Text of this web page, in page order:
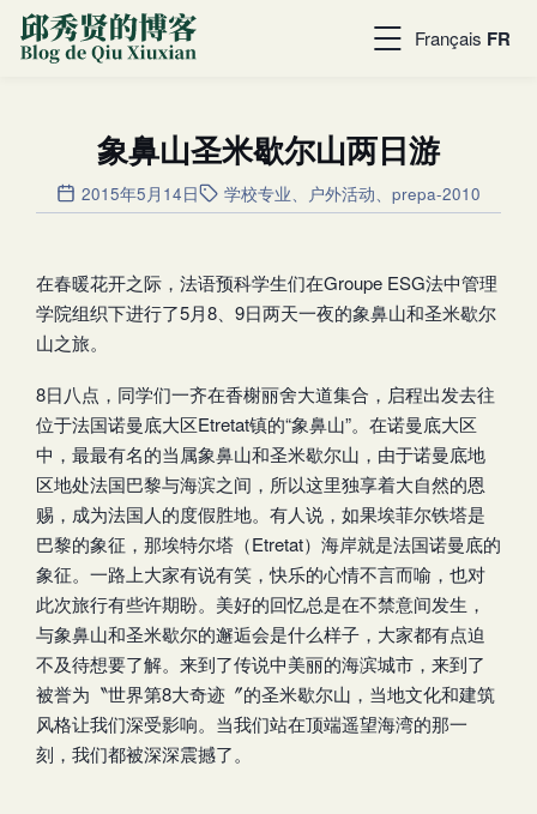
Français FR
象鼻山圣米歇尔山两日游
2015年5月14日 学校专业 户外活动 、prepa-2010
在春暖花开之际，法语预科学生们在Groupe ESG法中管理
学院组织下进行了5月8、9日两天一夜的象鼻山和圣米歇尔
山之旅。
8日八点，同学们一齐在香榭丽舍大道集合，启程出发去往
位于法国诺曼底大区Etretat镇的“象鼻山”。在诺曼底大区
中，最最有名的当属象鼻山和圣米歇尔山，由于诺曼底地
区地处法国巴黎与海滨之间，所以这里独享着大自然的恩
赐，成为法国人的度假胜地。有人说，如果埃菲尔铁塔是
巴黎的象征，那埃特尔塔（Etretat）海岸就是法国诺曼底的
象征。一路上大家有说有笑，快乐的心情不言而喻，也对
此次旅行有些许期盼。美好的回忆总是在不禁意间发生，
与象鼻山和圣米歇尔的邂逅会是什么样子，大家都有点迫
不及待想要了解。来到了传说中美丽的海滨城市，来到了
被誉为〝世界第8大奇迹〞的圣米歇尔山，当地文化和建筑
风格让我们深受影响。当我们站在顶端遥望海湾的那一
刻，我们都被深深震撼了。